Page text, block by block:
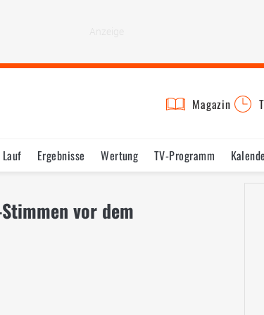
Magazin
Ergebnisse Wertung TV-Programm
vor dem